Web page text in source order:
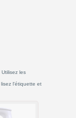
les
l'étiquette et